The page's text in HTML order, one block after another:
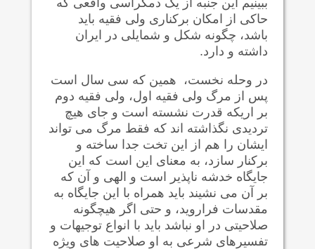
حاکی از امکان برکناری ولی فقیه باید
باشد، چگونه شکل و شمایلی در ایران
داشته و دارد.
در وحله نخست، همین که سی سال است
پس از مرگ ولی فقیه اول، ولی فقیه دوم
بر اریکه قدرت نشسته است و جای هیچ
تردیدی نگذاشته اند که فقط مرگ می تواند
ایشان را هم از این تخت جدا ساخته و
برکنار سازد، به معنای این است که این
جایگاه خدشه ناپذیر است و الهی و آن که
بر آن می نشیند باید همراه با این جایگاه به
مقدسات فراروید، و حتی اگر هیچگونه
صلاحیتی در او نباشد باید با انواع توجیهات و
تفسیرهای شرعی به او صلاحیت های ویژه